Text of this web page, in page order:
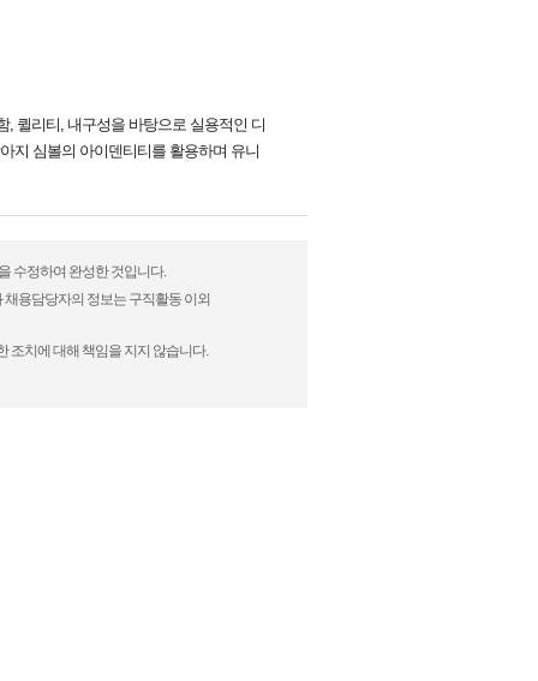
, 퀼리티, 내구성을 바탕으로 실용적인 디
지 심볼의 아이덴티티를 활용하며 유니
수정하여 완성한 것입니다.
용담당자의 정보는 구직활동 이외
조치에 대해 책임을 지지 않습니다.